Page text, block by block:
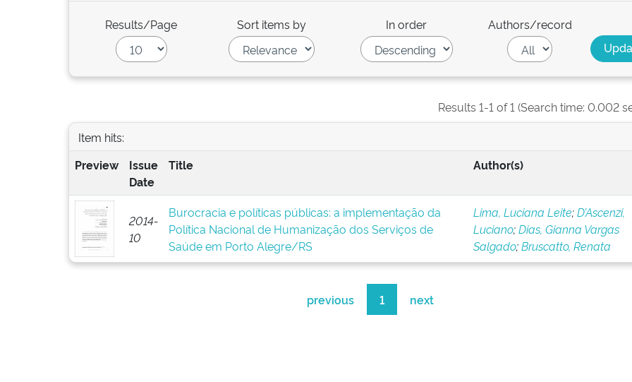
Results/Page Sort items by In order Authors/record
Results 1-1 of 1 (Search time: 0.002
Item hits:
Preview
Issue
Date
Title Author(s)
2014-
10
Burocracia e políticas públicas: a implementação da
Política Nacional de Humanização dos Serviços de
Saúde em Porto Alegre/RS
Lima, Luciana Leite;D’Ascenzi,
Luciano;Dias, Gianna Vargas
Salgado;Bruscatto, Renata
previous 1 next